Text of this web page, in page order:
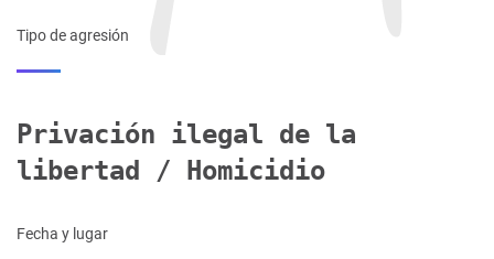
Tipo de agresión
Privación ilegal de la
libertad / Homicidio
Fecha y lugar